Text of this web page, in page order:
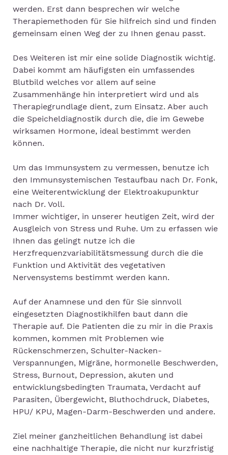
werden. Erst dann besprechen wir welche
Therapiemethoden für Sie hilfreich sind und finden
gemeinsam einen Weg der zu Ihnen genau passt.
Des Weiteren ist mir eine solide Diagnostik wichtig.
Dabei kommt am häufigsten ein umfassendes
Blutbild welches vor allem auf seine
Zusammenhänge hin interpretiert wird und als
Therapiegrundlage dient, zum Einsatz. Aber auch
die Speicheldiagnostik durch die, die im Gewebe
wirksamen Hormone, ideal bestimmt werden
können.
Um das Immunsystem zu vermessen, benutze ich
den Immunsystemischen Testaufbau nach Dr. Fonk,
eine Weiterentwicklung der Elektroakupunktur
nach Dr. Voll.
Immer wichtiger, in unserer heutigen Zeit, wird der
Ausgleich von Stress und Ruhe. Um zu erfassen wie
Ihnen das gelingt nutze ich die
Herzfrequenzvariabilitätsmessung durch die die
Funktion und Aktivität des vegetativen
Nervensystems bestimmt werden kann.
Auf der Anamnese und den für Sie sinnvoll
eingesetzten Diagnostikhilfen baut dann die
Therapie auf. Die Patienten die zu mir in die Praxis
kommen, kommen mit Problemen wie
Rückenschmerzen, Schulter-Nacken-
Verspannungen, Migräne, hormonelle Beschwerden,
Stress, Burnout, Depression, akuten und
entwicklungsbedingten Traumata, Verdacht auf
Parasiten, Übergewicht, Bluthochdruck, Diabetes,
HPU/ KPU, Magen-Darm-Beschwerden und andere.
Ziel meiner ganzheitlichen Behandlung ist dabei
eine nachhaltige Therapie, die nicht nur kurzfristig